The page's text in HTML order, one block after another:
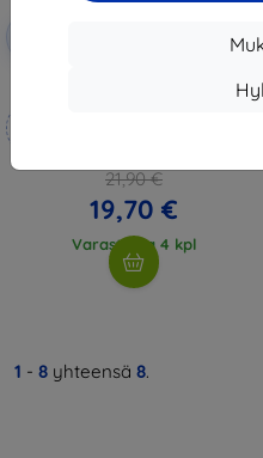
EXTRA10
3mk Hammer protective film
21,90 €
19,70 €
Varastossa 4 kpl
1 - 8 yhteensä 8.